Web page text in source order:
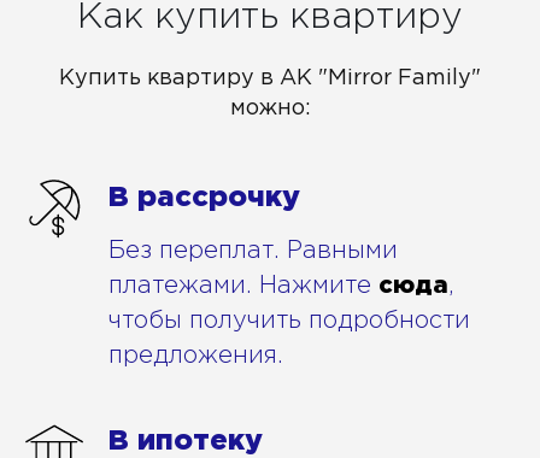
Как купить квартиру
Купить квартиру в АК "Mirror Family"
можно:
В рассрочку
Без переплат. Равными
платежами. Нажмите сюда,
чтобы получить подробности
предложения.
В ипотеку